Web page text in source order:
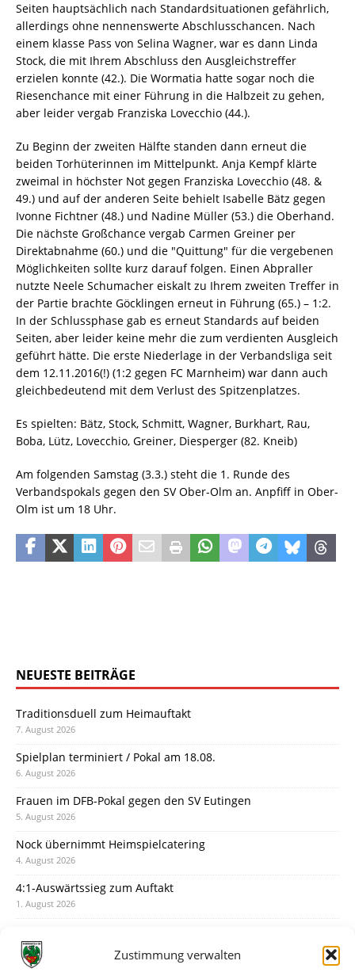
Zustimmung verwalten
Seiten hauptsächlich nach Standardsituationen gefährlich,
allerdings ohne nennenswerte Abschlusschancen. Nach
einem klasse Pass von Selina Wagner, war es dann Linda
Stock, die mit Ihrem Abschluss den Ausgleichstreffer
erzielen konnte (42.). Die Wormatia hatte sogar noch die
Riesenchance mit einer Führung in die Halbzeit zu gehen,
aber leider vergab Franziska Lovecchio (44.).
Zu Beginn der zweiten Hälfte standen dann erneut die
beiden Torhüterinnen im Mittelpunkt. Anja Kempf klärte
zweimal in höchster Not gegen Franziska Lovecchio (48. &
49.) und auf der anderen Seite behielt Isabelle Bätz gegen
Ivonne Fichtner (48.) und Nadine Müller (53.) die Oberhand.
Die nächste Großchance vergab Carmen Greiner per
Direktabnahme (60.) und die "Quittung" für die vergebenen
Möglichkeiten sollte kurz darauf folgen. Einen Abpraller
nutzte Neele Schumacher eiskalt zu Ihrem zweiten Treffer in
der Partie brachte Göcklingen erneut in Führung (65.) – 1:2.
In der Schlussphase gab es erneut Standards auf beiden
Seiten, aber leider keine mehr die zum verdienten Ausgleich
geführt hätte. Die erste Niederlage in der Verbandsliga seit
dem 12.11.2016(!) (1:2 gegen FC Marnheim) war dann auch
gleichbedeutend mit dem Verlust des Spitzenplatzes.
Es spielten: Bätz, Stock, Schmitt, Wagner, Burkhart, Rau,
Boba, Lütz, Lovecchio, Greiner, Diesperger (82. Kneib)
Am folgenden Samstag (3.3.) steht die 1. Runde des
Verbandspokals gegen den SV Ober-Olm an. Anpfiff in Ober-
Olm ist um 18 Uhr.
NEUESTE BEITRÄGE
Traditionsduell zum Heimauftakt
7. August 2026
Spielplan terminiert / Pokal am 18.08.
6. August 2026
Frauen im DFB-Pokal gegen den SV Eutingen
5. August 2026
Nock übernimmt Heimspielcatering
4. August 2026
4:1-Auswärtssieg zum Auftakt
1. August 2026
31. Juli 2026